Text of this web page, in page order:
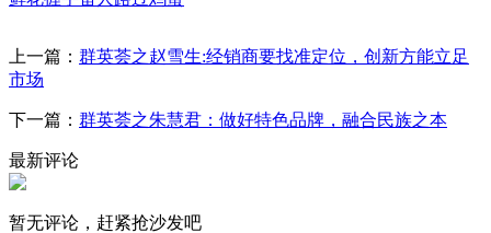
上一篇： 群英荟之赵雪生:经销商要找准定位，创新方能立足
市场
下一篇： 群英荟之朱慧君：做好特色品牌，融合民族之本
最新评论
暂无评论，赶紧抢沙发吧